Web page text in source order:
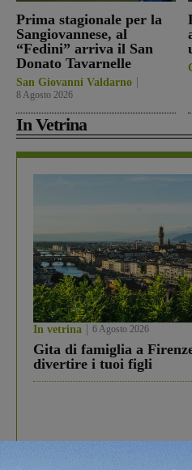
Prima stagionale per la
Sangiovannese, al
“Fedini” arriva il San
Donato Tavarnelle
San Giovanni Valdarno
8 Agosto 2026
In Vetrina
In vetrina 6 Agosto 2026
Gita di famiglia a
divertire i tuoi figli